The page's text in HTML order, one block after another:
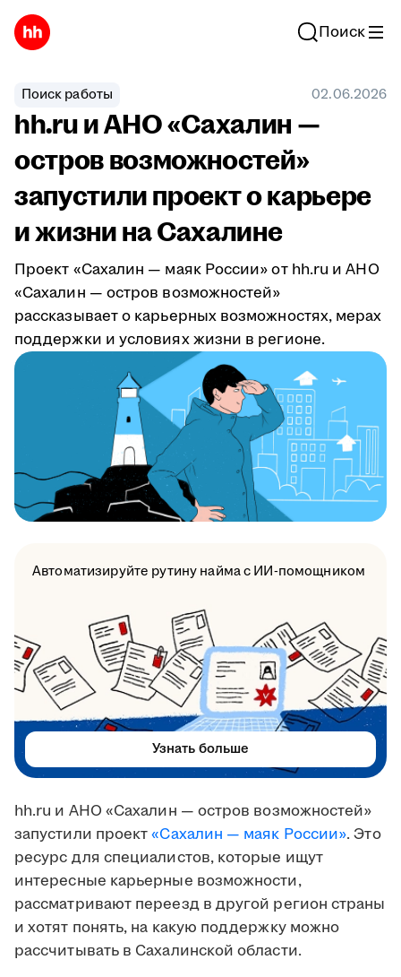
Поиск
Поиск работы 02.06.2026
hh.ru и АНО «Сахалин —
остров возможностей»
запустили проект о карьере
и жизни на Сахалине
Проект «Сахалин — маяк России» от hh.ru и АНО
«Сахалин — остров возможностей»
рассказывает о карьерных возможностях, мерах
поддержки и условиях жизни в регионе.
hh.ru и АНО «Сахалин — остров возможностей»
запустили проект«Сахалин — маяк России». Это
ресурс для специалистов, которые ищут
интересные карьерные возможности,
рассматривают переезд в другой регион страны
и хотят понять, на какую поддержку можно
рассчитывать в Сахалинской области.
Автоматизируйте рутину найма с ИИ-помощником
Узнать больше